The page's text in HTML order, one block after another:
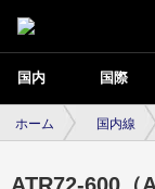
国内 国際
ホーム 国内線